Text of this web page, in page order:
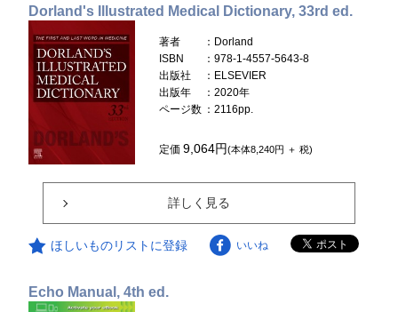
Dorland's Illustrated Medical Dictionary, 33rd ed.
著者
：Dorland
ISBN
：978-1-4557-5643-8
出版社
：ELSEVIER
出版年
：2020年
ページ数 ：2116pp.
定価9,064円(本体8,240円 ＋ 税)
詳しく見る
ほしいものリストに登録 いいね
Echo Manual, 4th ed.